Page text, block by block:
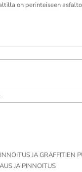
on perinteiseen
JA GRAFFITIEN
JA PINNOITUS